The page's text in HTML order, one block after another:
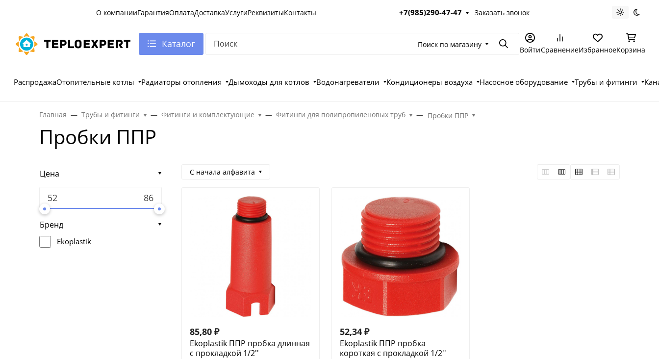
О компанииГарантияОплатаДоставкаУслугиРеквизитыКонтакты +7(985)290-47-47 Заказать звонок Светлая
Каталог Поиск по магазину ПоискВойтиСравнениеИзбранноеКорзина
РаспродажаОтопительные котлы Радиаторы отопления Дымоходы для котлов Водонагреватели Кондиционеры воздуха Насосное оборудование Трубы и фитинги
Главная Трубы и фитинги Фитинги и комплектующие Фитинги для полипропиленовых труб Пробки ППР
Пробки ППР
Цена
Бренд
Ekoplastik
С начала алфавита
85,80 ₽
Ekoplastik ППР пробка длинная
с прокладкой 1/2''
52,34 ₽
Ekoplastik ППР пробка
короткая с прокладкой 1/2''